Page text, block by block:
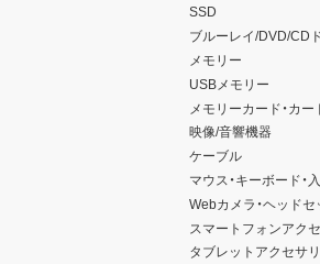
SSD
ブルーレイ/DVD/CD
メモリー
USBメモリー
メモリーカード・カ
映像/音響機器
ケーブル
マウス・キーボード・
Webカメラ・ヘッドセ
スマートフォンアク
タブレットアクセサ